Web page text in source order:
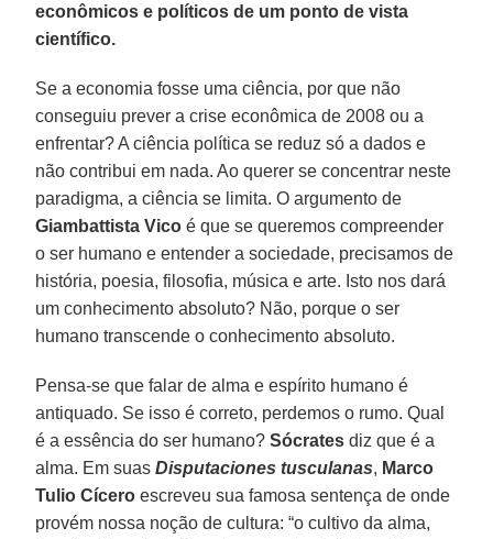
econômicos e políticos de um ponto de vista
científico.
Se a economia fosse uma ciência, por que não
conseguiu prever a crise econômica de 2008 ou a
enfrentar? A ciência política se reduz só a dados e
não contribui em nada. Ao querer se concentrar neste
paradigma, a ciência se limita. O argumento de
Giambattista Vico é que se queremos compreender
o ser humano e entender a sociedade, precisamos de
história, poesia, filosofia, música e arte. Isto nos dará
um conhecimento absoluto? Não, porque o ser
humano transcende o conhecimento absoluto.
Pensa-se que falar de alma e espírito humano é
antiquado. Se isso é correto, perdemos o rumo. Qual
é a essência do ser humano?Sócrates diz que é a
alma. Em suasDisputaciones tusculanas, Marco
Tulio Cícero escreveu sua famosa sentença de onde
provém nossa noção de cultura: “o cultivo da alma,